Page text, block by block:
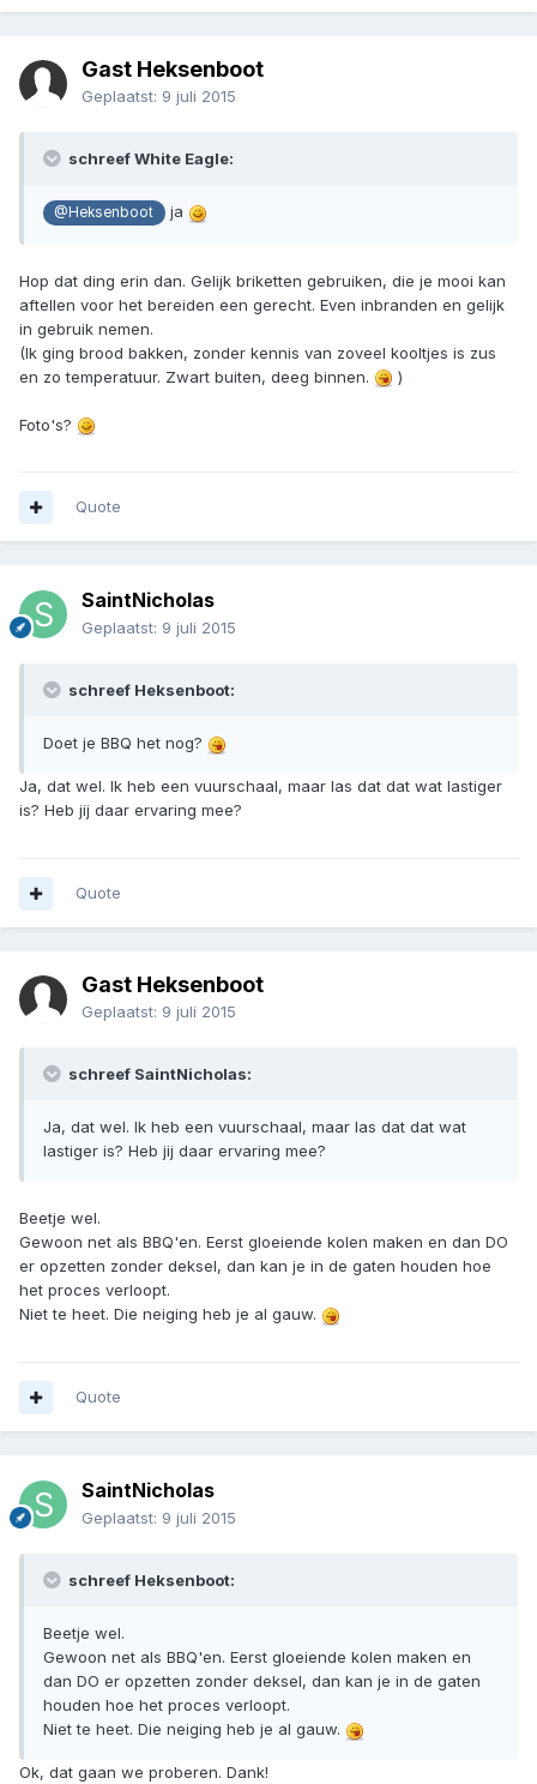
Gast Heksenboot
Geplaatst: 9 juli 2015
schreef White Eagle:
@Heksenboot ja
Hop dat ding erin dan. Gelijk briketten gebruiken, die je mooi kan
aftellen voor het bereiden een gerecht. Even inbranden en gelijk
in gebruik nemen.
(Ik ging brood bakken, zonder kennis van zoveel kooltjes is zus
en zo temperatuur. Zwart buiten, deeg binnen.
)
Foto's?
Quote
SaintNicholas
Geplaatst: 9 juli 2015
schreef Heksenboot:
Doet je BBQ het nog?
Ja, dat wel. Ik heb een vuurschaal, maar las dat dat wat lastiger
is? Heb jij daar ervaring mee?
Quote
Gast Heksenboot
Geplaatst: 9 juli 2015
schreef SaintNicholas:
Ja, dat wel. Ik heb een vuurschaal, maar las dat dat wat
lastiger is? Heb jij daar ervaring mee?
Beetje wel.
Gewoon net als BBQ'en. Eerst gloeiende kolen maken en dan DO
er opzetten zonder deksel, dan kan je in de gaten houden hoe
het proces verloopt.
Niet te heet. Die neiging heb je al gauw.
Quote
SaintNicholas
Geplaatst: 9 juli 2015
schreef Heksenboot:
Beetje wel.
Gewoon net als BBQ'en. Eerst gloeiende kolen maken en
dan DO er opzetten zonder deksel, dan kan je in de gaten
houden hoe het proces verloopt.
Niet te heet. Die neiging heb je al gauw.
Ok, dat gaan we proberen. Dank!